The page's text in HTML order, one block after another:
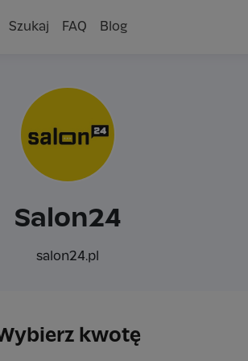
Szukaj FAQ Blog
Salon24
salon24.pl
kwotę